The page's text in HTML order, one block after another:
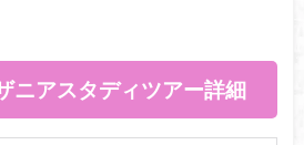
ニアスタディツアー詳細